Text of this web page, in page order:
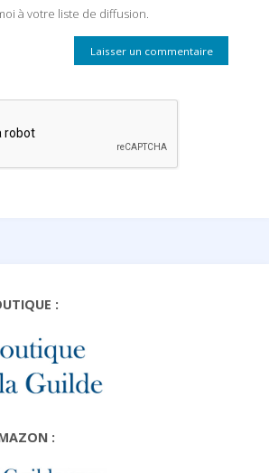
à votre liste de diffusion.
:
: